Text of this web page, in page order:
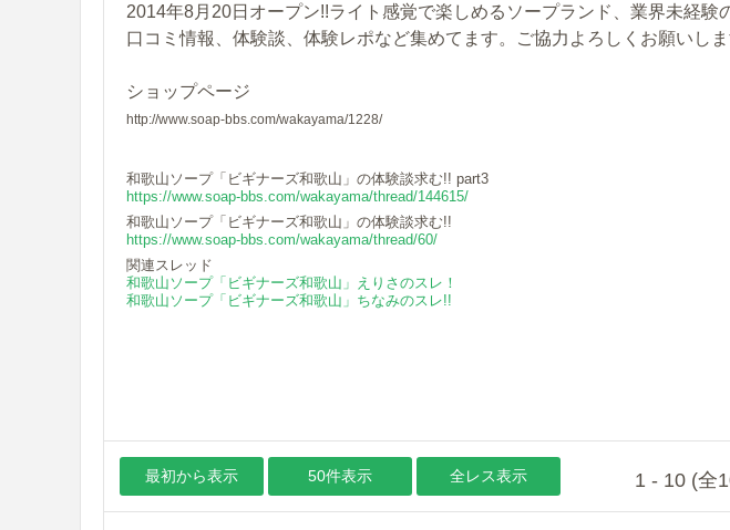
2014年8月20日オープン!!ライト感覚で楽しめるソープランド、業界未経験
口コミ情報、体験談、体験レポなど集めてます。ご協力よろしくお願いしま
ショップページ
http://www.soap-bbs.com/wakayama/1228/
和歌山ソープ「ビギナーズ和歌山」の体験談求む!! part3
https://www.soap-bbs.com/wakayama/thread/144615/
和歌山ソープ「ビギナーズ和歌山」の体験談求む!!
https://www.soap-bbs.com/wakayama/thread/60/
関連スレッド
和歌山ソープ「ビギナーズ和歌山」えりさのスレ！
和歌山ソープ「ビギナーズ和歌山」ちなみのスレ!!
最初から表示 50件表示 全レス表示 1 - 10 (全